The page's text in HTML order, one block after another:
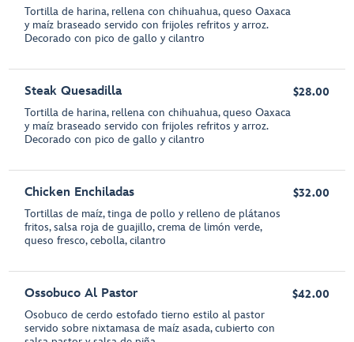
Tortilla de harina, rellena con chihuahua, queso Oaxaca
y maíz braseado servido con frijoles refritos y arroz.
Decorado con pico de gallo y cilantro
Steak Quesadilla
Tortilla de harina, rellena con chihuahua, queso Oaxaca
y maíz braseado servido con frijoles refritos y arroz.
Decorado con pico de gallo y cilantro
$28.00
Chicken Enchiladas
Tortillas de maíz, tinga de pollo y relleno de plátanos
fritos, salsa roja de guajillo, crema de limón verde,
queso fresco, cebolla, cilantro
$32.00
Ossobuco Al Pastor
Osobuco de cerdo estofado tierno estilo al pastor
servido sobre nixtamasa de maíz asada, cubierto con
$42.00